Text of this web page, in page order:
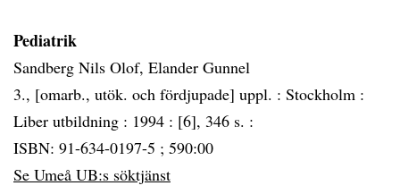
Pediatrik
Sandberg Nils Olof, Elander Gunnel
3., [omarb., utök. och fördjupade] uppl. : Stockholm :
Liber utbildning : 1994 : [6], 346 s. :
ISBN: 91-634-0197-5 ; 590:00
Se Umeå UB:s söktjänst